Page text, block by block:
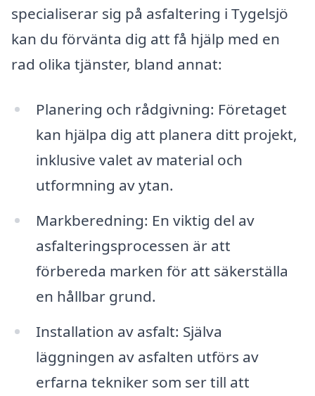
specialiserar sig på asfaltering i Tygelsjö
kan du förvänta dig att få hjälp med en
rad olika tjänster, bland annat:
Planering och rådgivning: Företaget
kan hjälpa dig att planera ditt projekt,
inklusive valet av material och
utformning av ytan.
Markberedning: En viktig del av
asfalteringsprocessen är att
förbereda marken för att säkerställa
en hållbar grund.
Installation av asfalt: Själva
läggningen av asfalten utförs av
erfarna tekniker som ser till att